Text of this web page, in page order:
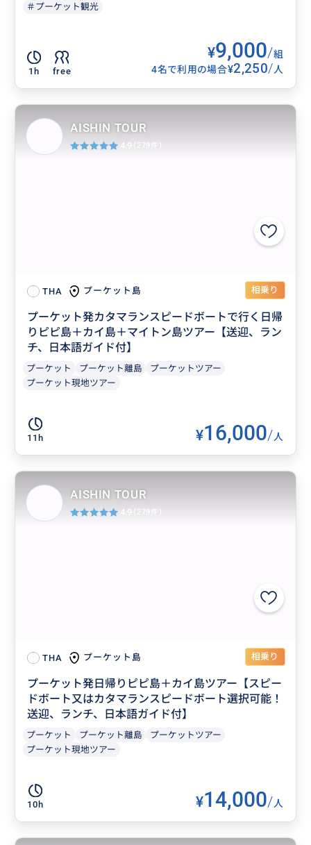
＃プーケット観光
1h free
¥9,000/組
4名で利用の場合¥2,250/人
THA プーケット島 相乗り
プーケット発カタマランスピードボートで行く日帰
りピピ島＋カイ島＋マイトン島ツアー【送迎、ラン
チ、日本語ガイド付】
プーケット プーケット離島
プーケットツアー
プーケット現地ツアー
11h ¥16,000/人
AISHIN TOUR
4.9 (279件)
THA プーケット島 相乗り
プーケット発日帰りピピ島＋カイ島ツアー【スピー
ドボート又はカタマランスピードボート選択可能！
送迎、ランチ、日本語ガイド付】
プーケット プーケット離島
プーケットツアー
プーケット現地ツアー
10h ¥14,000/人
AISHIN TOUR
4.9 (279件)